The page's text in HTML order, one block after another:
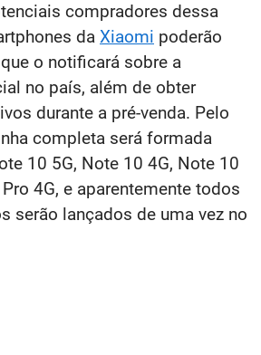
compradores dessa
da Xiaomi poderão
o notificará sobre a
no país, além de obter
durante a pré-venda. Pelo
completa será formada
10 5G, Note 10 4G, Note 10
4G, e aparentemente todos
serão lançados de uma vez no